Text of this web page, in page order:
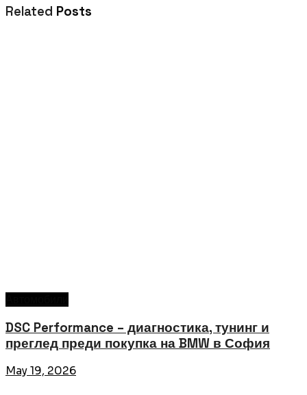
Related Posts
DSC Performance – диагностика, тунинг и
преглед преди покупка на BMW в София
May 19, 2026